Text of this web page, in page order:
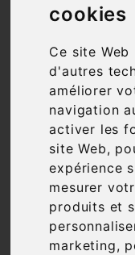
cookies
Ce site
d'autres
améliorer
navigation
activer les
site Web,
expérience
mesurer
produits et
marketing,
Accueil
Vous
vos repas et
retrouverez
nos produits,
correspond.
dégustation !